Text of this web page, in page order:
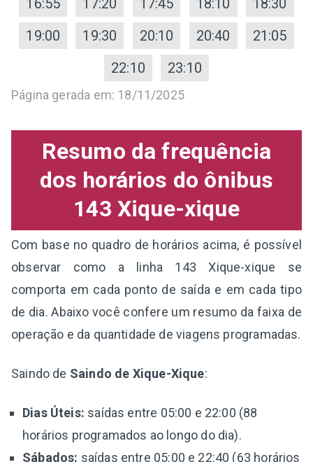
19:00
19:30 20:10 20:40
21:05
22:10
23:10
Página gerada em: 18/11/2025
Resumo da frequência
dos horários do ônibus
143 Xique-xique
Com base no quadro de horários acima, é possível
observar como a linha 143 Xique-xique se
comporta em cada ponto de saída e em cada tipo
de dia. Abaixo você confere um resumo da faixa de
operação e da quantidade de viagens programadas.
Saindo de Saindo de Xique-Xique:
Dias Úteis: saídas entre 05:00 e 22:00 (88
horários programados ao longo do dia).
Sábados: saídas entre 05:00 e 22:40 (63 horários